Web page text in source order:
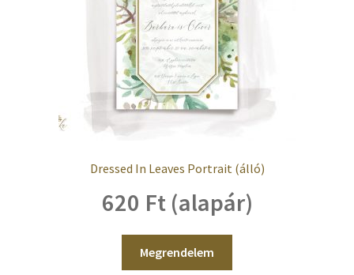
Dressed In Leaves Portrait (álló)
620 Ft (alapár)
Megrendelem